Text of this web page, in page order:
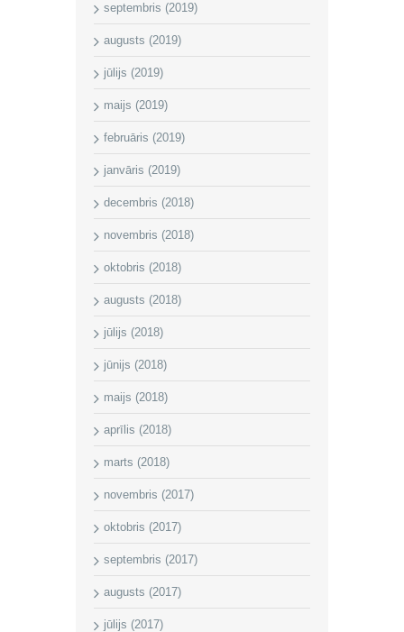
septembris (2019)
augusts (2019)
jūlijs (2019)
maijs (2019)
februāris (2019)
janvāris (2019)
decembris (2018)
novembris (2018)
oktobris (2018)
augusts (2018)
jūlijs (2018)
jūnijs (2018)
maijs (2018)
aprīlis (2018)
marts (2018)
novembris (2017)
oktobris (2017)
septembris (2017)
augusts (2017)
jūlijs (2017)